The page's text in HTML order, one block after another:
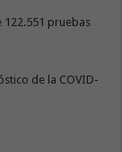
122.551 pruebas
de la COVID-